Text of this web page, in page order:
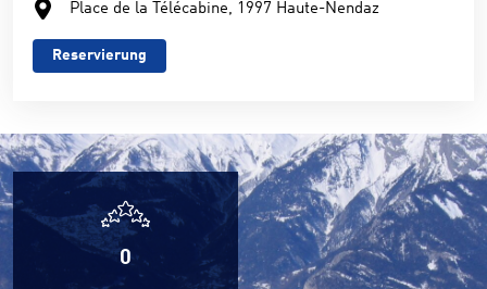
Place de la Télécabine, 1997 Haute-Nendaz
Reservierung
0